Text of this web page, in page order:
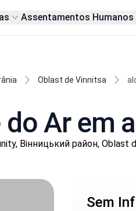
Assentamentos Humanos
Oblast de Vinnitsa
Ar em
Вінницький район, Oblast
Sem